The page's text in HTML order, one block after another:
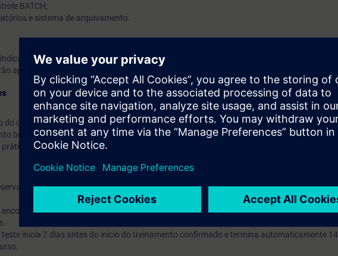
BATCH;
e sistema de arquivamento.
para gerentes de projeto, engenheiros de comissionamento e usuários de PCS 7 em
aprender sobre os fundamentos de processos de produção de bateladas do SIMATIC
do curso ST-PCS7SYS (Online ou Presencial) é recomendada
básico de engenharia de controle de processo
na configuração do SIMATIC PCS 7
do seu curso, você recebe uma conta de teste gratuito para acessar a Plataforma de
treinamentos online sobre diversas tecnologias SIEMENS e acesso a mais de
teste inicia 7 dias antes do inicio do treinamento confirmado e termina automaticamente